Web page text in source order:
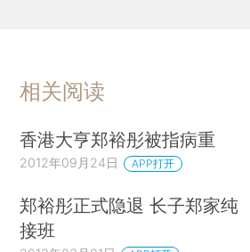
相关阅读
香港大亨郑裕彤被指病重
2012年09月24日 APP打开
郑裕彤正式隐退 长子郑家纯
接班